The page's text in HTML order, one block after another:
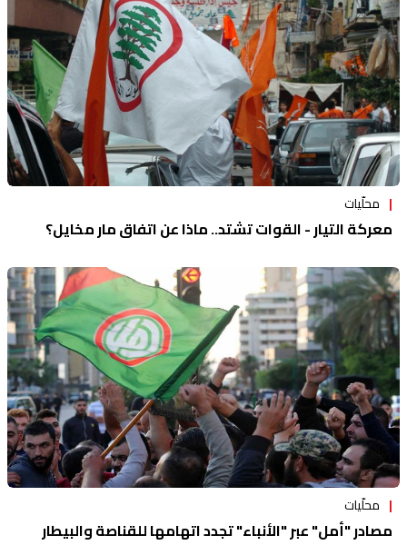
محلّيات
معركة التيار - القوات تشتد.. ماذا عن اتفاق مار مخايل؟
محلّيات
مصادر "أمل" عبر "الأنباء" تجدد اتهامها للقناصة والبيطار